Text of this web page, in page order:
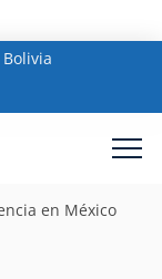
Bolivia
en México